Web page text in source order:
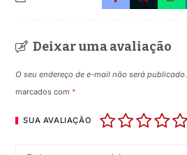
Deixar uma avaliação
O seu endereço de e-mail não será publicado.
marcados com*
SUA AVALIAÇÃO